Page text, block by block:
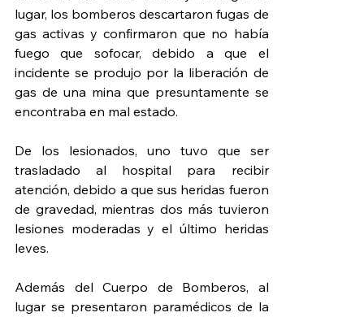
lugar, los bomberos descartaron fugas de
gas activas y confirmaron que no había
fuego que sofocar, debido a que el
incidente se produjo por la liberación de
gas de una mina que presuntamente se
encontraba en mal estado.
De los lesionados, uno tuvo que ser
trasladado al hospital para recibir
atención, debido a que sus heridas fueron
de gravedad, mientras dos más tuvieron
lesiones moderadas y el último heridas
leves.
Además del Cuerpo de Bomberos, al
lugar se presentaron paramédicos de la